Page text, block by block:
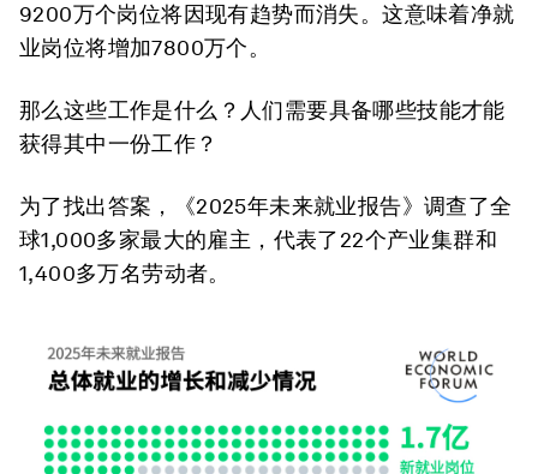
9200万个岗位将因现有趋势而消失。这意味着净就
业岗位将增加7800万个。
那么这些工作是什么？人们需要具备哪些技能才能
获得其中一份工作？
为了找出答案，《2025年未来就业报告》调查了全
球1,000多家最大的雇主，代表了22个产业集群和
1,400多万名劳动者。